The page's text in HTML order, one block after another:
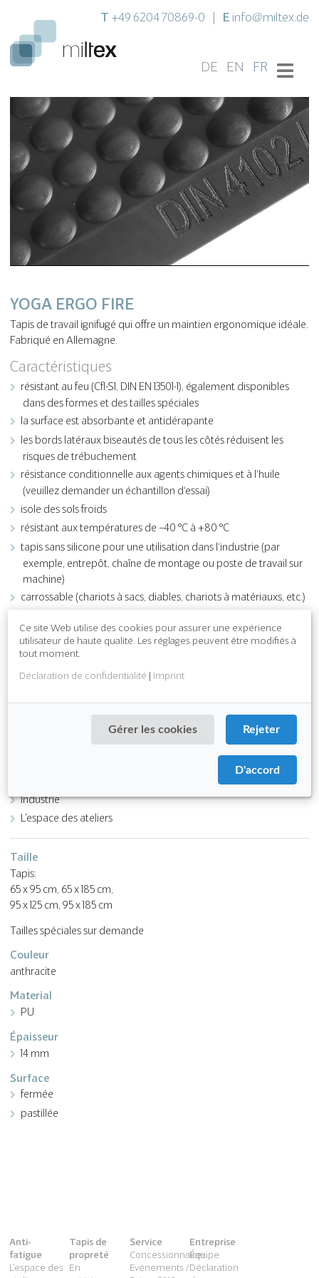
T +49 6204 70869-0 E info@miltex.de
DE EN FR
Download PDF
Fonction
Industrie
L'espace des ateliers
Taille
Tapis:
65 x 95 cm, 65 x 185 cm,
95 x 125 cm, 95 x 185 cm
Tailles spéciales sur demande
Couleur
anthracite
Material
PU
Épaisseur
14 mm
Surface
fermée
pastillée
YOGA ERGO FIRE
Tapis de travail ignifugé qui offre un maintien ergonomique idéale.
Fabriqué en Allemagne.
Caractéristiques
résistant au feu (Cfl-S1, DIN EN 13501-1), également disponibles
dans des formes et des tailles spéciales
la surface est absorbante et antidérapante
les bords latéraux biseautés de tous les côtés réduisent les
risques de trébuchement
résistance conditionnelle aux agents chimiques et à l‘huile
(veuillez demander un échantillon d‘essai)
isole des sols froids
résistant aux températures de −40 °C à +80 °C
tapis sans silicone pour une utilisation dans l‘industrie (par
exemple, entrepôt, chaîne de montage ou poste de travail sur
machine)
carrossable (chariots à sacs, diables, chariots à matériauxs, etc.)
Anti-
fatigue
L'espace des
Tapis de
propreté
En
Service
Concessionnaires
Evénements /
Entreprise
Équipe
Déclaration
Ce site Web utilise des cookies pour assurer une expérience
utilisateur de haute qualité. Les réglages peuvent être modifiés à
tout moment.
Déclaration de confidentialité | Imprint
Gérer les cookies Rejeter
D'accord